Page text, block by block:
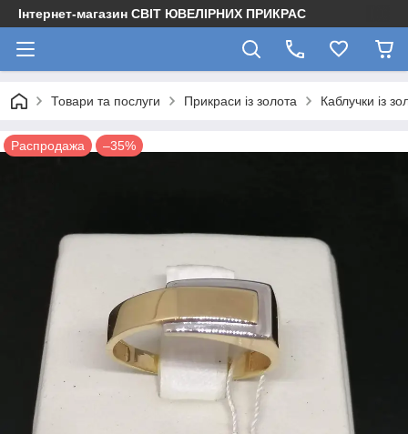
Інтернет-магазин СВІТ ЮВЕЛІРНИХ ПРИКРАС
Товари та послуги Прикраси із золота Каблучки із
Распродажа –35%